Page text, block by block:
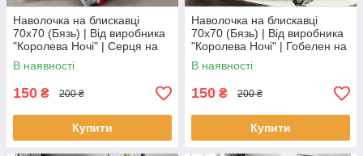
Наволочка на блискавці
70х70 (Бязь) | Від виробника
"Королева Ночі" | Серця на
білому з сірим відтінком
В наявності
150 ₴ 200 ₴
Купити
Наволочка на блискавці
70х70 (Бязь) | Від виробника
"Королева Ночі" | Гобелен на
коричневому
В наявності
150 ₴ 200 ₴
Купити